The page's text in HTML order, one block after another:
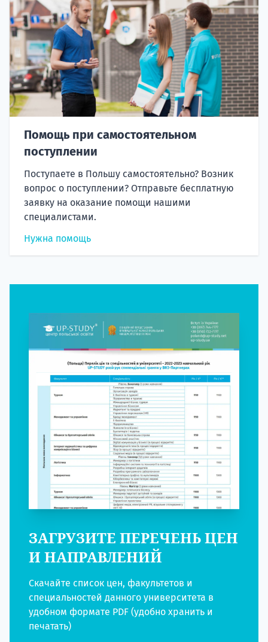
Помощь при самостоятельном
поступлении
Поступаете в Польшу самостоятельно? Возник
вопрос о поступлении? Отправьте бесплатную
заявку на оказание помощи нашими
специалистами.
Нужна помощь
ЗАГРУЗИТЕ ПЕРЕЧЕНЬ ЦЕН
И НАПРАВЛЕНИЙ
Скачайте список цен, факультетов и
специальностей данного университета в
удобном формате PDF (удобно хранить и
печатать)